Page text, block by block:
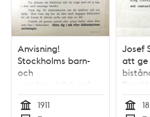
Anvisning!
Stockholms barn-
och
ungdomsbibliotek
1911
1911
Josef
att ge
och